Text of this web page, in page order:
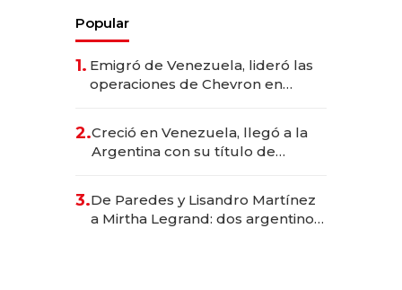
Popular
1. Emigró de Venezuela, lideró las
operaciones de Chevron en
2.Creció en Venezuela, llegó a la
Argentina con su título de
las marcas "fast premium"
3.De Paredes y Lisandro Martínez
a Mirtha Legrand: dos argentinos